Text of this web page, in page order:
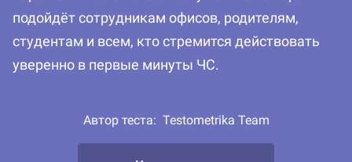
подойдёт сотрудникам офисов, родителям,
студентам и всем, кто стремится действовать
уверенно в первые минуты ЧС.
Автор теста: Testometrika Team